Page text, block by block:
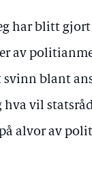
har blitt
av
blant
vil
alvor av